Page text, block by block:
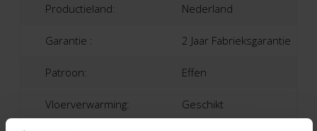
Productieland: Nederland
Garantie : 2 Jaar Fabrieksgarantie
Patroon: Effen
Vloerverwarming: Geschikt